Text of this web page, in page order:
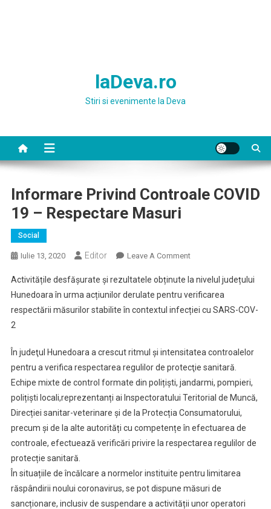
laDeva.ro
Stiri si evenimente la Deva
Informare Privind Controale COVID
19 – Respectare Masuri
Social
Iulie 13, 2020 Editor Leave A CommentOn
Privind
Controale
COVID
Respectare
Masuri
Activitățile desfășurate și rezultatele obținute la nivelul județului
Hunedoara în urma acțiunilor derulate pentru verificarea
respectării măsurilor stabilite în contextul infecției cu SARS-COV-
2
În judeţul Hunedoara a crescut ritmul şi intensitatea controalelor
pentru a verifica respectarea regulilor de protecţie sanitară.
Echipe mixte de control formate din polițiști, jandarmi, pompieri,
polițiști locali,reprezentanți ai Inspectoratului Teritorial de Muncă,
Direcției sanitar-veterinare și de la Protecția Consumatorului,
precum și de la alte autorități cu competențe în efectuarea de
controale, efectuează verificări privire la respectarea regulilor de
protecție sanitară.
În situațiile de încălcare a normelor instituite pentru limitarea
răspândirii noului coronavirus, se pot dispune măsuri de
sancționare, inclusiv de suspendare a activității unor operatori